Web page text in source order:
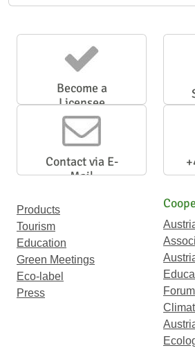
Become a
Licensee
Contact via E-
Mail
Products
Tourism
Education
Green Meetings
Eco-label
Press